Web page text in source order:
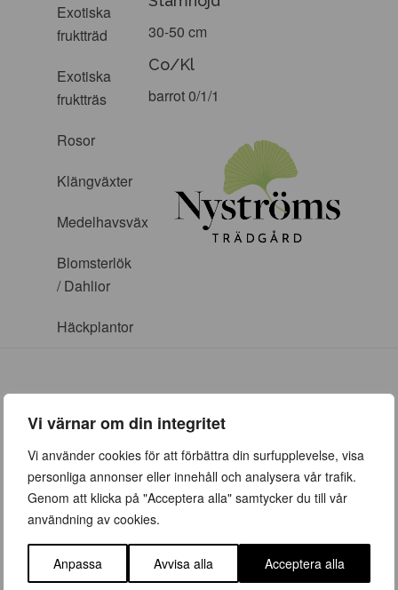
Vi värnar om din integritet
Vi använder cookies för att förbättra din surfupplevelse, visa
personliga annonser eller innehåll och analysera vår trafik.
Genom att klicka på "Acceptera alla" samtycker du till vår
användning av cookies.
Anpassa Avvisa alla Acceptera alla
Exotiska
fruktträd
Exotiska
fruktträs
Rosor
Klängväxter
Medelhavsväxter
Blomsterlök
/ Dahlior
Häckplantor
30-50 cm
Co/Kl
barrot 0/1/1
ÖPPETTIDER
Vår (23 mars – 28 juni)
Vardagar 09:00 – 19:00
Lördag 10:00 – 16:00
Söndag/helgdag 10:00 – 16:00